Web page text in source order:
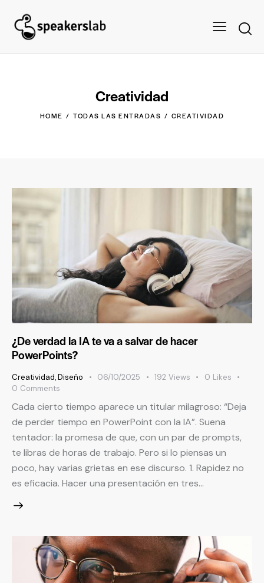
Creatividad
HOME TODAS LAS ENTRADAS CREATIVIDAD
¿De verdad la IA te va a salvar de hacer
PowerPoints?
Creatividad,Diseño 06/10/2025 192 Views 0 Likes
0 Comments
Cada cierto tiempo aparece un titular milagroso: “Deja
de perder tiempo en PowerPoint con la IA”. Suena
tentador: la promesa de que, con un par de prompts,
te libras de horas de trabajo. Pero si lo piensas un
poco, hay varias grietas en ese discurso. 1. Rapidez no
es eficacia. Hacer una presentación en tres…